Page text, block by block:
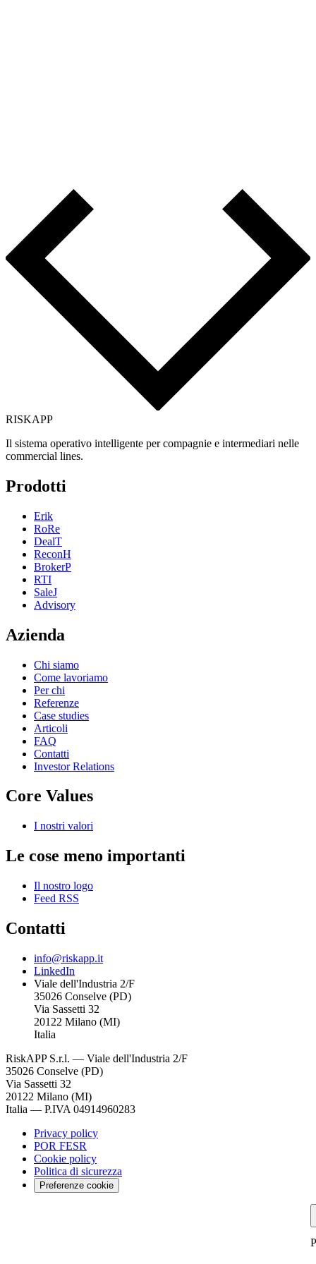
RISKAPP
Il sistema operativo intelligente per compagnie e intermediari nelle
commercial lines.
Prodotti
Erik
RoRe
DealT
ReconH
BrokerP
RTI
SaleJ
Advisory
Azienda
Chi siamo
Come lavoriamo
Per chi
Referenze
Case studies
Articoli
FAQ
Contatti
Investor Relations
Core Values
I nostri valori
Le cose meno importanti
Il nostro logo
Feed RSS
Contatti
info@riskapp.it
LinkedIn
Viale dell'Industria 2/F
35026 Conselve (PD)
Via Sassetti 32
20122 Milano (MI)
Italia
RiskAPP S.r.l. — Viale dell'Industria 2/F
35026 Conselve (PD)
Via Sassetti 32
20122 Milano (MI)
Italia — P.IVA 04914960283
Privacy policy
POR FESR
Cookie policy
Politica di sicurezza
Preferenze cookie